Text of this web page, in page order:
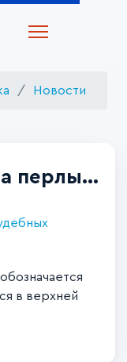
Новости
перлы...
в верхней